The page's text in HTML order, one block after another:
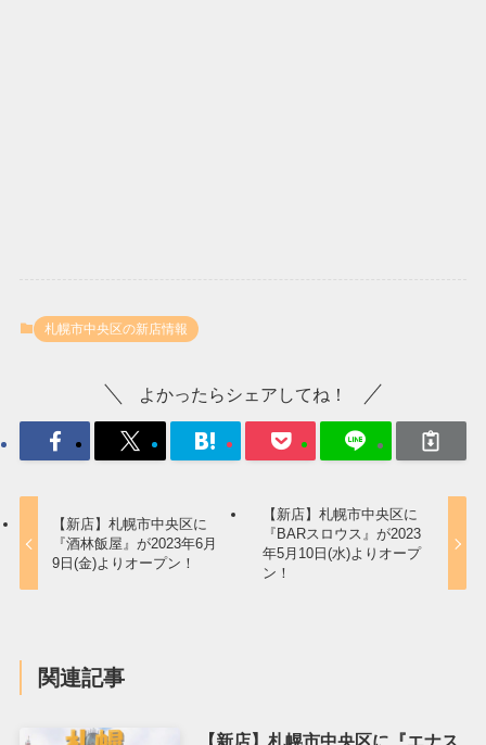
札幌市中央区の新店情報
よかったらシェアしてね！
【新店】札幌市中央区に
『酒林飯屋』が2023年6月
9日(金)よりオープン！
【新店】札幌市中央区に
『BARスロウス』が2023
年5月10日(水)よりオープ
ン！
関連記事
【新店】札幌市中央区に『エナス